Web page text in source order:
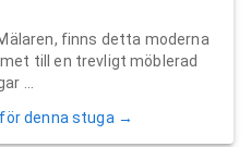
finns detta moderna
till en trevligt möblerad
...
denna stuga →